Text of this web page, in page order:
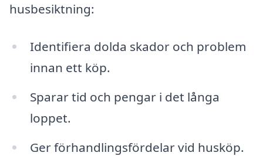
husbesiktning:
Identifiera dolda skador och problem
innan ett köp.
Sparar tid och pengar i det långa
loppet.
Ger förhandlingsfördelar vid husköp.